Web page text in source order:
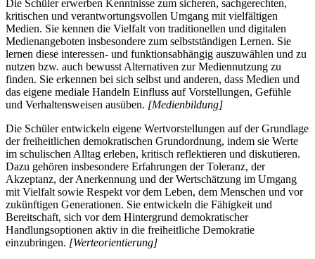
Die Schüler erwerben Kenntnisse zum sicheren, sachgerechten,
kritischen und verantwortungsvollen Umgang mit vielfältigen
Medien. Sie kennen die Vielfalt von traditionellen und digitalen
Medienangeboten insbesondere zum selbstständigen Lernen. Sie
lernen diese interessen- und funktionsabhängig auszuwählen und zu
nutzen bzw. auch bewusst Alternativen zur Mediennutzung zu
finden. Sie erkennen bei sich selbst und anderen, dass Medien und
das eigene mediale Handeln Einfluss auf Vorstellungen, Gefühle
und Verhaltensweisen ausüben. [Medienbildung]
Die Schüler entwickeln eigene Wertvorstellungen auf der Grundlage
der freiheitlichen demokratischen Grundordnung, indem sie Werte
im schulischen Alltag erleben, kritisch reflektieren und diskutieren.
Dazu gehören insbesondere Erfahrungen der Toleranz, der
Akzeptanz, der Anerkennung und der Wertschätzung im Umgang
mit Vielfalt sowie Respekt vor dem Leben, dem Menschen und vor
zukünftigen Generationen. Sie entwickeln die Fähigkeit und
Bereitschaft, sich vor dem Hintergrund demokratischer
Handlungsoptionen aktiv in die freiheitliche Demokratie
einzubringen. [Werteorientierung]